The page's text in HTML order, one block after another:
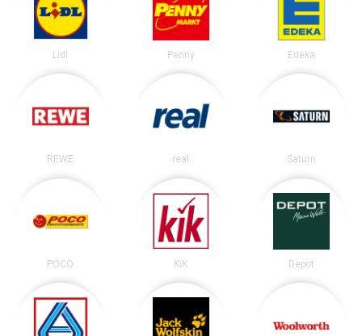
Lidl Penny Edeka
REWE real Saturn
POCO KiK Depot